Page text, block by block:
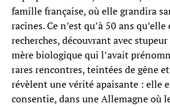
famille française, où elle grandira
racines. Ce n’est qu’à 50 ans
recherches, découvrant avec stupeur
mère biologique qui l’avait
rares rencontres, teintées de gêne
révèlent une vérité apaisante : elle
consentie, dans une Allemagne où